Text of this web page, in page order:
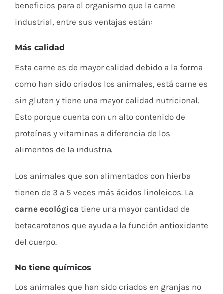
beneficios para el organismo que la carne
industrial, entre sus ventajas están:
Más calidad
Esta carne es de mayor calidad debido a la forma
como han sido criados los animales, está carne es
sin gluten y tiene una mayor calidad nutricional.
Esto porque cuenta con un alto contenido de
proteínas y vitaminas a diferencia de los
alimentos de la industria.
Los animales que son alimentados con hierba
tienen de 3 a 5 veces más ácidos linoleicos. La
carne ecológica tiene una mayor cantidad de
betacarotenos que ayuda a la función antioxidante
del cuerpo.
No tiene químicos
Los animales que han sido criados en granjas no